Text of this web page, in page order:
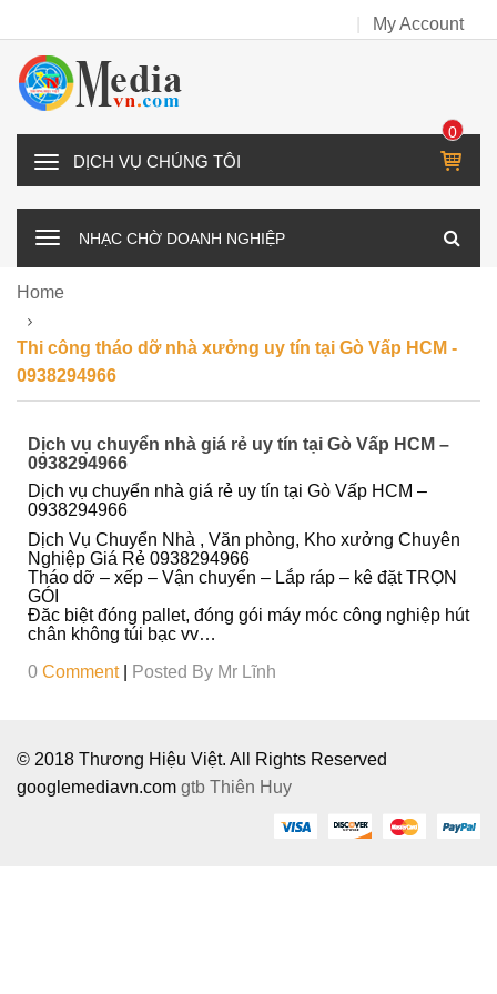
My Account
D
H
G
T
Ô
0
IT
M
NHẠC CHỜ DOANH NGHIỆP
Home
Thi công tháo dỡ nhà xưởng uy tín tại Gò Vấp HCM -
0938294966
Dịch vụ chuyển nhà giá rẻ uy tín tại Gò Vấp HCM –
0938294966
Dịch vụ chuyển nhà giá rẻ uy tín tại Gò Vấp HCM –
0938294966
Dịch Vụ Chuyển Nhà , Văn phòng, Kho xưởng Chuyên
Nghiệp Giá Rẻ 0938294966
Tháo dỡ – xếp – Vận chuyển – Lắp ráp – kê đặt TRỌN
GÓI
Đăc biệt đóng pallet, đóng gói máy móc công nghiệp hút
chân không túi bạc vv…
0 Comment Posted By Mr Lĩnh
© 2018 Thương Hiệu Việt. All Rights Reserved
googlemediavn.com gtb Thiên Huy